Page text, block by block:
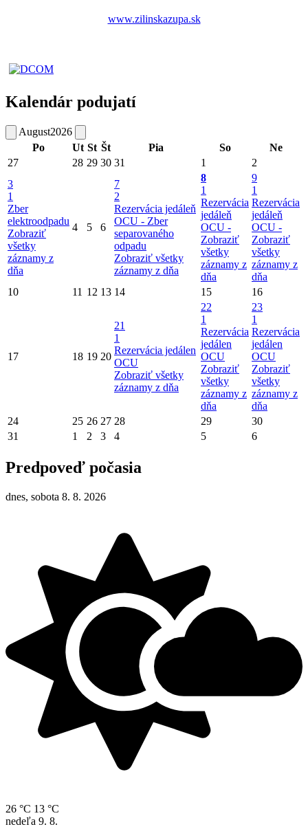
www.zilinskazupa.sk
Kalendár podujatí
August2026
Po
Ut St Št Pia So
Ne
27
28 29 30 31 1
2
3
1
Zber
elektroodpadu
Zobraziť
všetky
záznamy z
dňa
4 5 6
7
2
Rezervácia jedáleň
OCU - Zber
separovaného
odpadu
Zobraziť všetky
záznamy z dňa
8
1
Rezervácia
jedáleň
OCU -
Zobraziť
všetky
záznamy z
dňa
9
1
Rezervácia
jedáleň
OCU -
Zobraziť
všetky
záznamy z
dňa
10
11 12 13 14 15 16
17 18 19 20
21
1
Rezervácia jedálen
OCU
Zobraziť všetky
záznamy z dňa
22
1
Rezervácia
jedálen
OCU
Zobraziť
všetky
záznamy z
dňa
23
1
Rezervácia
jedálen
OCU
Zobraziť
všetky
záznamy z
dňa
24
25 26 27 28 29
30
31
1 2 3 4 5 6
Predpoveď počasia
dnes, sobota 8. 8. 2026
26 °C 13 °C
nedeľa 9. 8.